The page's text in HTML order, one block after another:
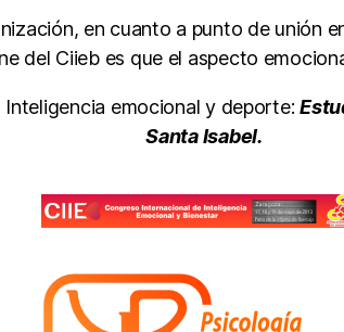
en cuanto a punto de unión
del Ciieb es que el aspecto
Inteligencia emocional y deporte:
Santa Isabel.